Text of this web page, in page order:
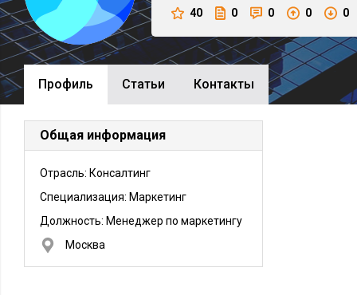
40 0 0 0 0
Профиль Cтатьи Контакты
Общая информация
Отрасль: Консалтинг
Специализация: Маркетинг
Должность: Менеджер по маркетингу
Москва